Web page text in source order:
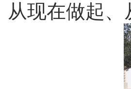
从现在做起